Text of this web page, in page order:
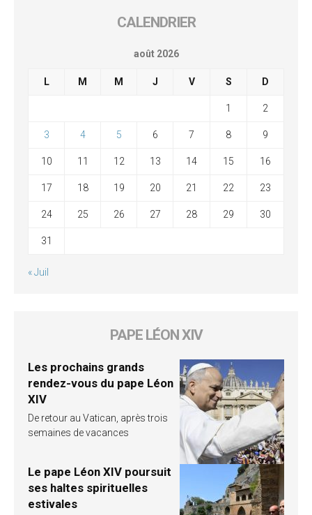
CALENDRIER
août 2026
L M M J V S D
1 2
3 4 5 6 7 8 9
10 11 12 13 14 15 16
17 18 19 20 21 22 23
24 25 26 27 28 29 30
31
« Juil
PAPE LÉON XIV
Les prochains grands
rendez-vous du pape Léon
XIV
De retour au Vatican, après trois
semaines de vacances
Le pape Léon XIV poursuit
ses haltes spirituelles
estivales